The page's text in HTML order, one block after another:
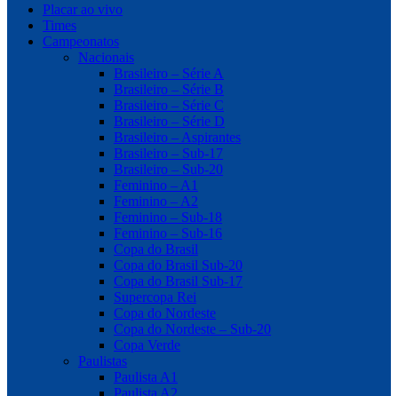
Placar ao vivo
Times
Campeonatos
Nacionais
Brasileiro – Série A
Brasileiro – Série B
Brasileiro – Série C
Brasileiro – Série D
Brasileiro – Aspirantes
Brasileiro – Sub-17
Brasileiro – Sub-20
Feminino – A1
Feminino – A2
Feminino – Sub-18
Feminino – Sub-16
Copa do Brasil
Copa do Brasil Sub-20
Copa do Brasil Sub-17
Supercopa Rei
Copa do Nordeste
Copa do Nordeste – Sub-20
Copa Verde
Paulistas
Paulista A1
Paulista A2